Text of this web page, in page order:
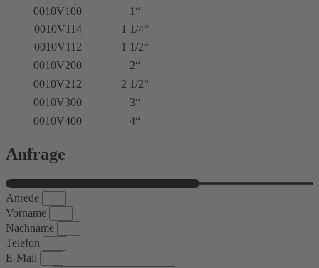
0010V100
1“
0010V114
1 1/4“
0010V112
1 1/2“
0010V200
2“
0010V212
2 1/2“
0010V300
3“
0010V400
4“
Anfrage
Anrede
Vorname
Nachname
Telefon
E-Mail